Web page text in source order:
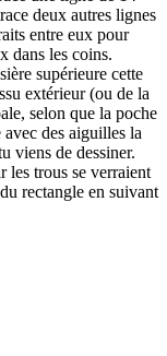
deux autres lignes
entre eux pour
dans les coins.
supérieure cette
extérieur (ou de la
selon que la poche
des aiguilles la
viens de dessiner.
les trous se verraient
rectangle en suivant